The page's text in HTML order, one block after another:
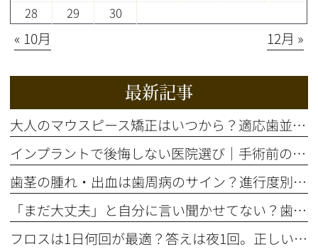
28
29 30
« 10月 12月 »
最新記事
大人のマウスピース矯正はいつから？適応歯並びと治療の流れを解説
インプラントで後悔しない医院選び｜手術前の精密検査が重要な理由
歯茎の腫れ・出血は歯周病のサイン？進行度別の症状と治療法を解説
「まだ大丈夫」と自分に言い聞かせてない？歯のSOSサイン5選
フロスは1日何回が最適？答えは夜1回。正しいやり方とタイミング